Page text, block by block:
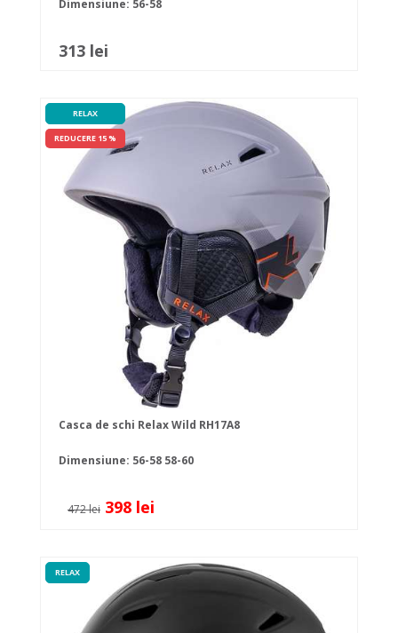
Dimensiune: 56-58
313 lei
RELAX
REDUCERE 15 %
Casca de schi Relax Wild RH17A8
Dimensiune: 56-58 58-60
472 lei 398 lei
RELAX